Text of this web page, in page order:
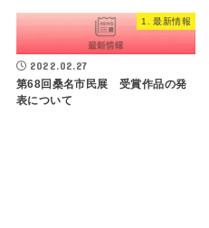
1. 最新情報
2022.02.27
第68回桑名市民展 受賞作品の発
表について